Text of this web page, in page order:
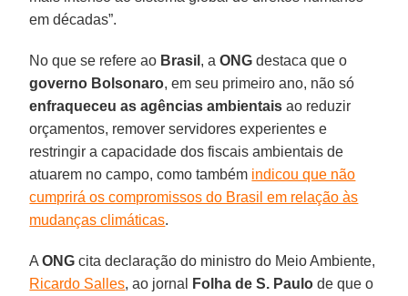
em décadas”.
No que se refere ao Brasil , aONG destaca que o
governo Bolsonaro, em seu primeiro ano, não só
enfraqueceu as agências ambientais ao reduzir
orçamentos, remover servidores experientes e
restringir a capacidade dos fiscais ambientais de
atuarem no campo, como também indicou que não
cumprirá os compromissos do Brasil em relação às
mudanças climáticas.
AONG cita declaração do ministro do Meio Ambiente,
Ricardo Salles, ao jornal Folha de S. Paulo de que o